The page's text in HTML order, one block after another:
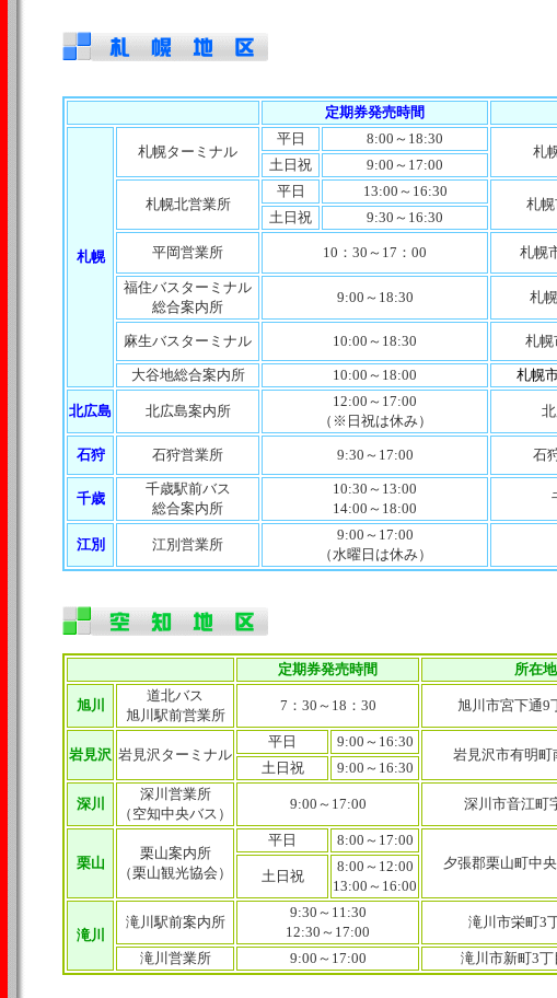
定期券発売時間
札幌
札幌ターミナル
平日
8:00～18:30
札
土日祝 9:00～17:00
札幌北営業所
平日
13:00～16:30
札
土日祝 9:30～16:30
平岡営業所 10：30～17：00 札幌
福住バスターミナル
総合案内所
9:00～18:30 札
麻生バスターミナル 10:00～18:30 札幌
大谷地総合案内所
10:00～18:00 札幌
北広島 北広島案内所
12:00～17:00
（※日祝は休み）
石狩 石狩営業所 9:30～17:00 石
千歳
千歳駅前バス
総合案内所
10:30～13:00
14:00～18:00
江別 江別営業所
9:00～17:00
（水曜日は休み）
定期券発売時間 所在地
旭川
道北バス
旭川駅前営業所
7：30～18：30 旭川市宮下通9
岩見沢 岩見沢ターミナル
平日
9:00～16:30
岩見沢市有明町
土日祝
9:00～16:30
深川
深川営業所
（空知中央バス）
9:00～17:00 深川市音江町
栗山
栗山案内所
（栗山観光協会）
平日
8:00～17:00
夕張郡栗山町中
土日祝
8:00～12:00
13:00～16:00
滝川
滝川駅前案内所
9:30～11:30
12:30～17:00
滝川市栄町3
滝川営業所 9:00～17:00 滝川市新町3丁